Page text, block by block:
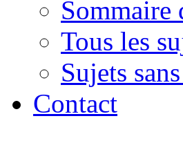
Sommaire
Tous les
Sujets
Contact